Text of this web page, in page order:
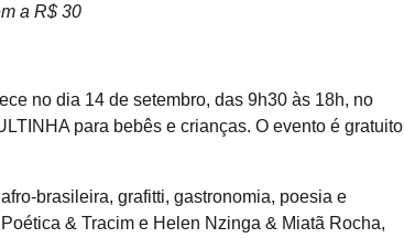
a R$ 30
no dia 14 de setembro, das 9h30 às 18h, no
para bebês e crianças. O evento é gratuito
brasileira, grafitti, gastronomia, poesia e
& Tracim e Helen Nzinga & Miatã Rocha,